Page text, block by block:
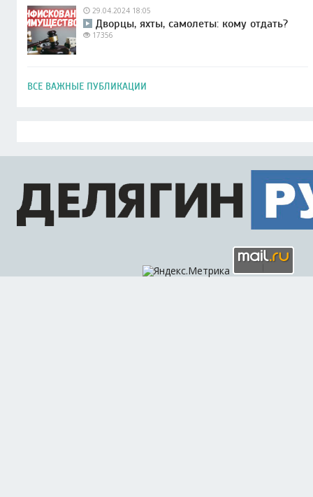
29.04.2024 18:05
Дворцы, яхты, самолеты: кому отдать?
17356
ВСЕ ВАЖНЫЕ ПУБЛИКАЦИИ